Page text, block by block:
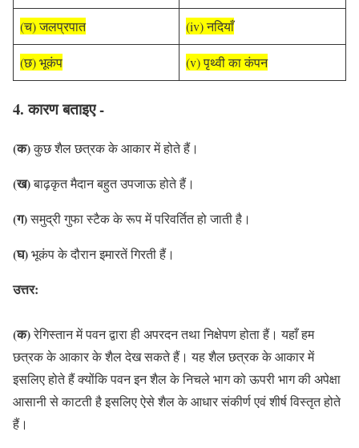
(च) जलप्रपात (iv) नदियाँ
(छ) भूकंप (v) पृथ्वी का कंपन
4. कारण बताइए -
(क)कुछ शैल छत्रक के आकार में होते हैं।
(ख)बाढ़कृत मैदान बहुत उपजाऊ होते हैं।
(ग)समुद्री गुफा स्टैक के रूप में परिवर्तित हो जाती है।
(घ)भूकंप के दौरान इमारतें गिरती हैं।
उत्तर:
(क)रेगिस्तान में पवन द्वारा ही अपरदन तथा निक्षेपण होता हैं। यहाँ हम
छत्रक के आकार के शैल देख सकते हैं। यह शैल छत्रक के आकार में
इसलिए होते हैं क्योंकि पवन इन शैल के निचले भाग को ऊपरी भाग की अपेक्षा
आसानी से काटती है इसलिए ऐसे शैल के आधार संकीर्ण एवं शीर्ष विस्तृत होते
हैं।